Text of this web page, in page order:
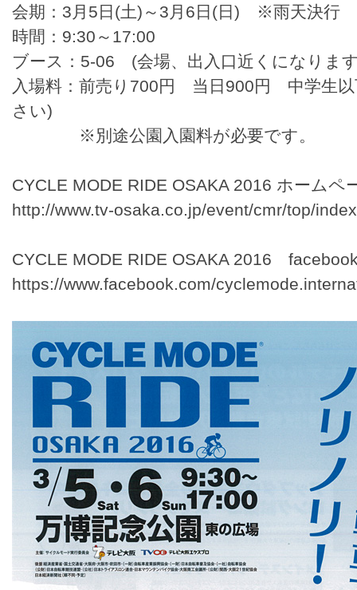
会期：3月5日(土)～3月6日(日) ※雨天決行
時間：9:30～17:00
ブース：5-06 (会場、出入口近くになりま
入場料：前売り700円 当日900円 中学生以
さい)
※別途公園入園料が必要です。
CYCLE MODE RIDE OSAKA 2016 ホームペ
http://www.tv-osaka.co.jp/event/cmr/top/
CYCLE MODE RIDE OSAKA 2016
https://www.facebook.com/